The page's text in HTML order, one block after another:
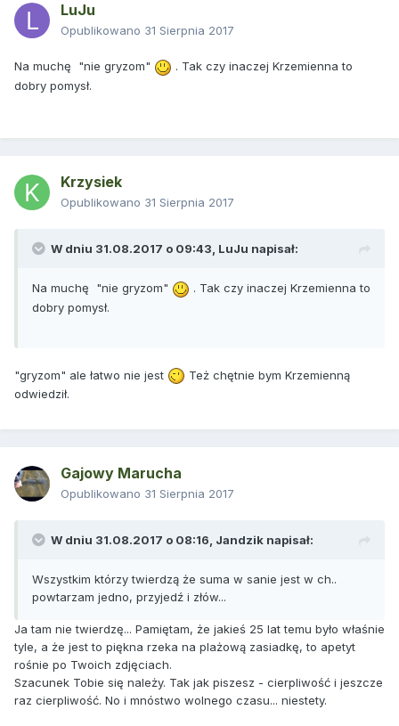
LuJu
Opublikowano 31 Sierpnia 2017
Na muchę "nie gryzom"
. Tak czy inaczej Krzemienna to
dobry pomysł.
Krzysiek
Opublikowano 31 Sierpnia 2017
W dniu 31.08.2017 o 09:43, LuJu napisał:
Na muchę "nie gryzom"
. Tak czy inaczej Krzemienna to
dobry pomysł.
"gryzom" ale łatwo nie jest
Też chętnie bym Krzemienną
odwiedził.
Gajowy Marucha
Opublikowano 31 Sierpnia 2017
W dniu 31.08.2017 o 08:16, Jandzik napisał:
Wszystkim którzy twierdzą że suma w sanie jest w ch..
powtarzam jedno, przyjedź i złów...
Ja tam nie twierdzę... Pamiętam, że jakieś 25 lat temu było właśnie
tyle, a że jest to piękna rzeka na plażową zasiadkę, to apetyt
rośnie po Twoich zdjęciach.
Szacunek Tobie się należy. Tak jak piszesz - cierpliwość i jeszcze
raz cierpliwość. No i mnóstwo wolnego czasu... niestety.